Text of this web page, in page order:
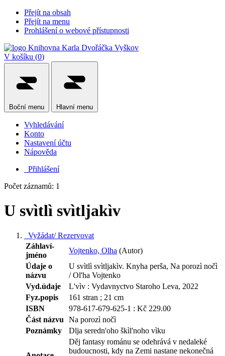
Přejít na obsah
Přejít na menu
Prohlášení o webové přístupnosti
V košíku (0)
Boční menu Hlavní menu
Vyhledávání
Konto
Nastavení účtu
Nápověda
Přihlášení
Počet záznamů: 1
U svìtlì svìtljakìv
Vyžádat/ Rezervovat
Záhlaví-
jméno
Vojtenko, Olha (Autor)
Údaje o
názvu
U svìtlì svìtljakìv. Knyha perša, Na porozì nočì
/ Ol'ha Vojtenko
Vyd.údaje
L'vìv : Vydavnyctvo Staroho Leva, 2022
Fyz.popis
161 stran ; 21 cm
ISBN
978-617-679-625-1 : Kč 229.00
Část názvu
Na porozì nočì
Poznámky
Dlja seredn'oho škìl'noho vìku
Děj fantasy románu se odehrává v nedaleké
budoucnosti, kdy na Zemi nastane nekonečná